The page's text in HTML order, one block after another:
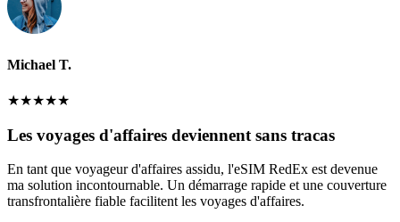
Michael T.
★★★★★
Les voyages d'affaires deviennent sans tracas
En tant que voyageur d'affaires assidu, l'eSIM RedEx est devenue
ma solution incontournable. Un démarrage rapide et une couverture
transfrontalière fiable facilitent les voyages d'affaires.